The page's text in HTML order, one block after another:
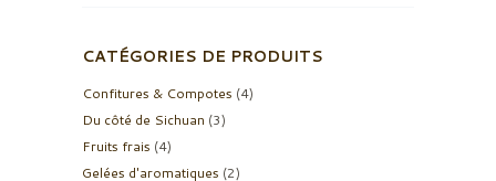
CATÉGORIES DE PRODUITS
Confitures & Compotes (4)
Du côté de Sichuan (3)
Fruits frais (4)
Gelées d'aromatiques (2)